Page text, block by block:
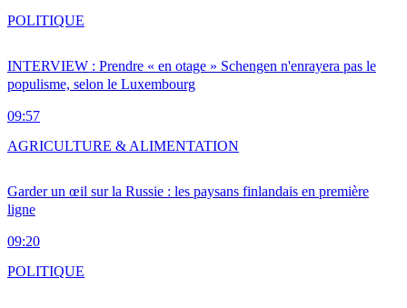
INTERVIEW : Prendre « en otage » Schengen n'enrayera pas le
populisme, selon le Luxembourg
09:57
POLITIQUE
Garder un œil sur la Russie : les paysans finlandais en première
ligne
09:20
AGRICULTURE & ALIMENTATION
POLITIQUE